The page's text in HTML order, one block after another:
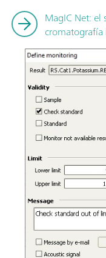
MagIC Net: